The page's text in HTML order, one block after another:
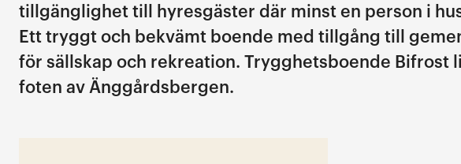
tillgänglighet till hyresgäster där minst en person i
Ett tryggt och bekvämt boende med tillgång till
för sällskap och rekreation. Trygghetsboende Bifrost
foten av Änggårdsbergen.